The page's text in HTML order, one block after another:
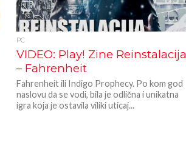
PC
VIDEO: Play! Zine Reinstalacija
– Fahrenheit
Fahrenheit ili Indigo Prophecy. Po kom god
naslovu da se vodi, bila je odlična i unikatna
igra koja je ostavila viliki uticaj...